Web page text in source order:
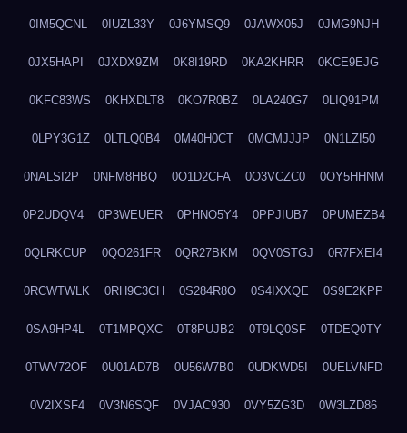
0IM5QCNL 0IUZL33Y 0J6YMSQ9 0JAWX05J 0JMG9NJH
0JX5HAPI 0JXDX9ZM 0K8I19RD 0KA2KHRR 0KCE9EJG
0KFC83WS 0KHXDLT8 0KO7R0BZ 0LA240G7 0LIQ91PM
0LPY3G1Z 0LTLQ0B4 0M40H0CT 0MCMJJJP 0N1LZI50
0NALSI2P 0NFM8HBQ 0O1D2CFA 0O3VCZC0 0OY5HHNM
0P2UDQV4 0P3WEUER 0PHNO5Y4 0PPJIUB7 0PUMEZB4
0QLRKCUP 0QO261FR 0QR27BKM 0QV0STGJ 0R7FXEI4
0RCWTWLK 0RH9C3CH 0S284R8O 0S4IXXQE 0S9E2KPP
0SA9HP4L 0T1MPQXC 0T8PUJB2 0T9LQ0SF 0TDEQ0TY
0TWV72OF 0U01AD7B 0U56W7B0 0UDKWD5I 0UELVNFD
0V2IXSF4 0V3N6SQF 0VJAC930 0VY5ZG3D 0W3LZD86